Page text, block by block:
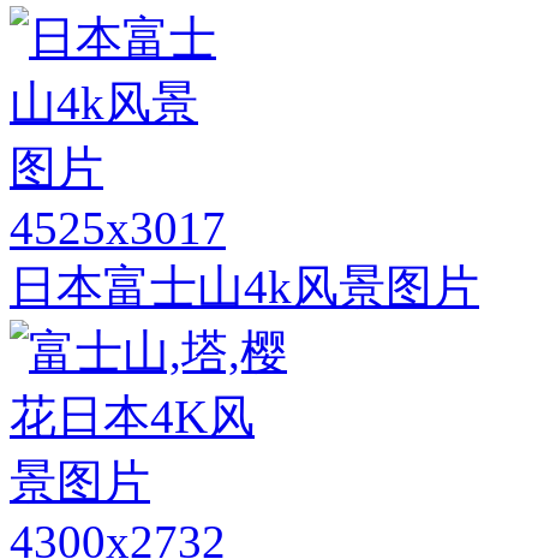
4525x3017
日本富士山4k风景图片
4300x2732